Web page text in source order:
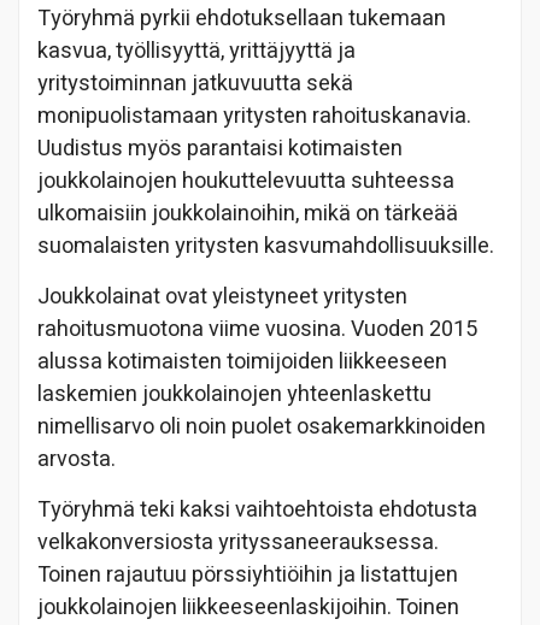
Työryhmä pyrkii ehdotuksellaan tukemaan
kasvua, työllisyyttä, yrittäjyyttä ja
yritystoiminnan jatkuvuutta sekä
monipuolistamaan yritysten rahoituskanavia.
Uudistus myös parantaisi kotimaisten
joukkolainojen houkuttelevuutta suhteessa
ulkomaisiin joukkolainoihin, mikä on tärkeää
suomalaisten yritysten kasvumahdollisuuksille.
Joukkolainat ovat yleistyneet yritysten
rahoitusmuotona viime vuosina. Vuoden 2015
alussa kotimaisten toimijoiden liikkeeseen
laskemien joukkolainojen yhteenlaskettu
nimellisarvo oli noin puolet osakemarkkinoiden
arvosta.
Työryhmä teki kaksi vaihtoehtoista ehdotusta
velkakonversiosta yrityssaneerauksessa.
Toinen rajautuu pörssiyhtiöihin ja listattujen
joukkolainojen liikkeeseenlaskijoihin. Toinen